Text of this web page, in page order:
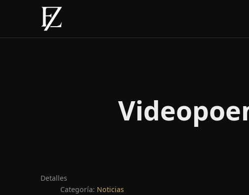
Detalles
Categoría: Noticias